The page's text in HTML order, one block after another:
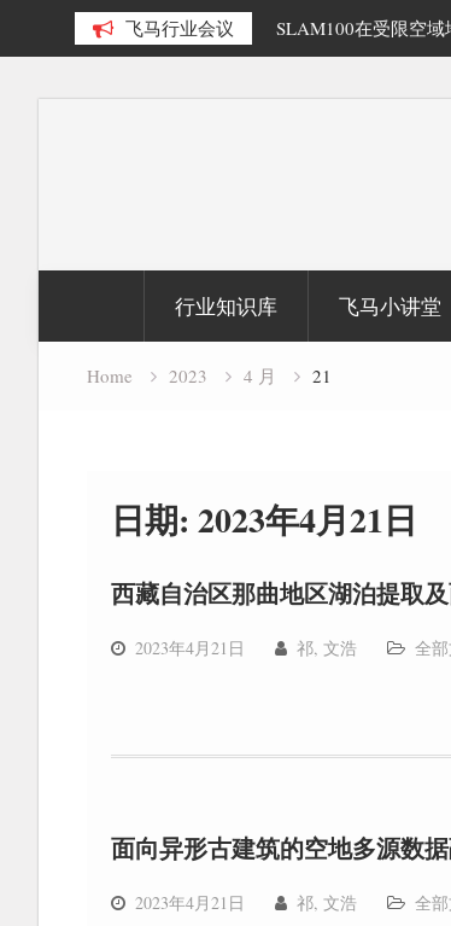
飞马行业会议
源数据融合精细化三维重建研 SLAM100在受限空
行业知识库 飞马小讲堂
Home 2023 4 月 21
日期: 2023年4月21日
西藏自治区那曲地区湖泊提取
2023年4月21日 祁, 文浩 全
面向异形古建筑的空地多源数
2023年4月21日 祁, 文浩 全